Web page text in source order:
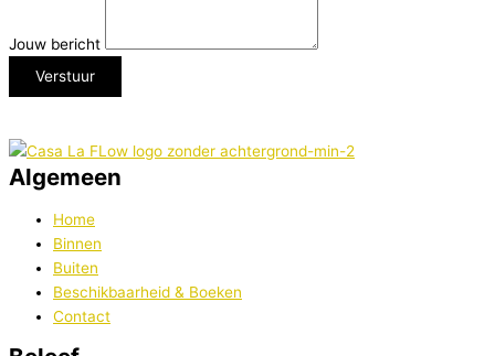
Jouw bericht
Verstuur
Algemeen
Home
Binnen
Buiten
Beschikbaarheid & Boeken
Contact